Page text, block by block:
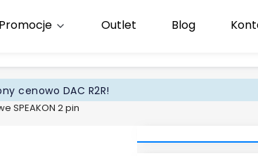
cenowo DAC R2R!
Promocje Outlet Blog
SPEAKON 2 pin